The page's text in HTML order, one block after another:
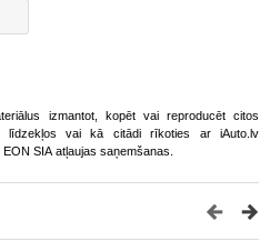
izmantot, kopēt vai reproducēt citos
līdzekļos vai kā citādi rīkoties ar iAuto.lv
SIA atļaujas saņemšanas.